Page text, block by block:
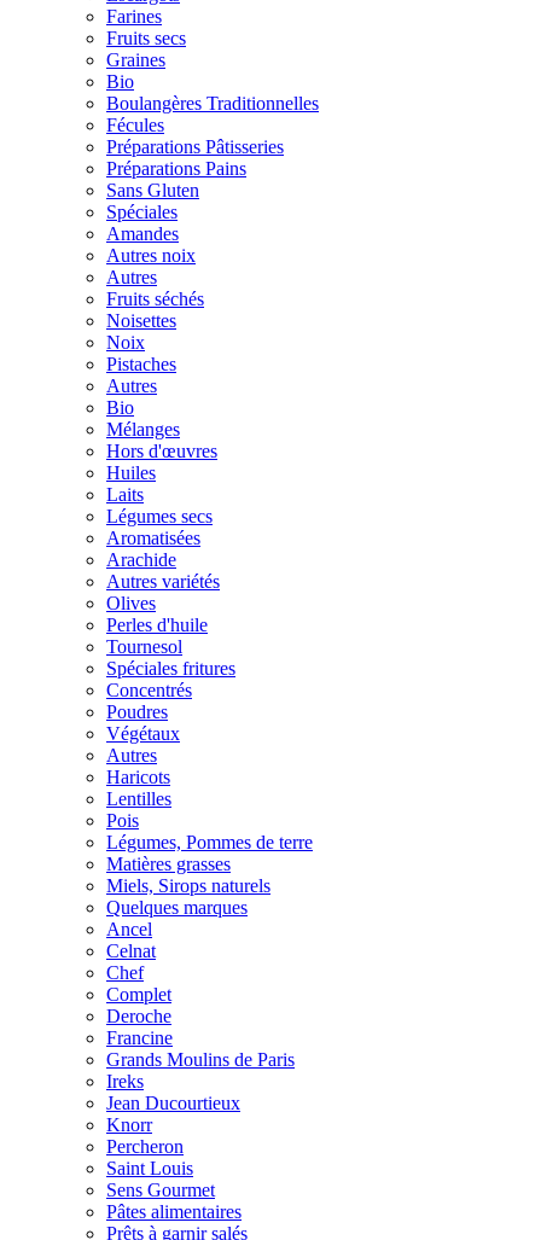
Farines
Fruits secs
Graines
Bio
Boulangères Traditionnelles
Fécules
Préparations Pâtisseries
Préparations Pains
Sans Gluten
Spéciales
Amandes
Autres noix
Autres
Fruits séchés
Noisettes
Noix
Pistaches
Autres
Bio
Mélanges
Hors d'œuvres
Huiles
Laits
Légumes secs
Aromatisées
Arachide
Autres variétés
Olives
Perles d'huile
Tournesol
Spéciales fritures
Concentrés
Poudres
Végétaux
Autres
Haricots
Lentilles
Pois
Légumes, Pommes de terre
Matières grasses
Miels, Sirops naturels
Quelques marques
Ancel
Celnat
Chef
Complet
Deroche
Francine
Grands Moulins de Paris
Ireks
Jean Ducourtieux
Knorr
Percheron
Saint Louis
Sens Gourmet
Pâtes alimentaires
Prêts à garnir salés